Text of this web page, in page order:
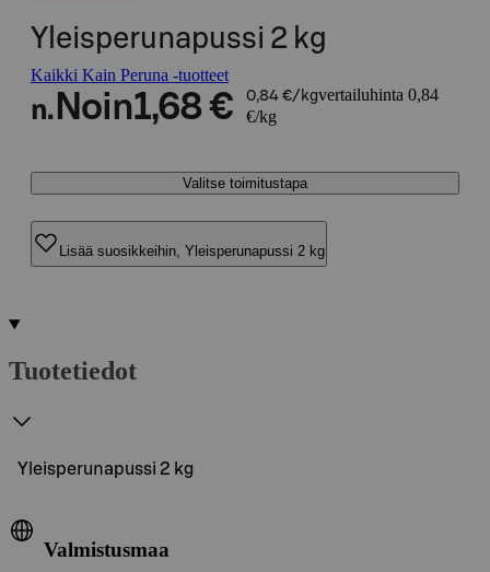
Yleisperunapussi 2 kg
Kaikki Kain Peruna -tuotteet
n. Noin1,68 € 0,84 €/kgvertailuhinta 0,84
€/kg
Valitse toimitustapa
Lisää suosikkeihin, Yleisperunapussi 2 kg
Tuotetiedot
Yleisperunapussi 2 kg
Valmistusmaa